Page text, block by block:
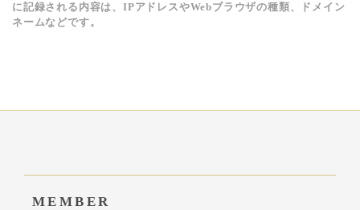
に記録される内容は、IPアドレスやWebブラウザの種類、ドメイン
ネームなどです。
MEMBER